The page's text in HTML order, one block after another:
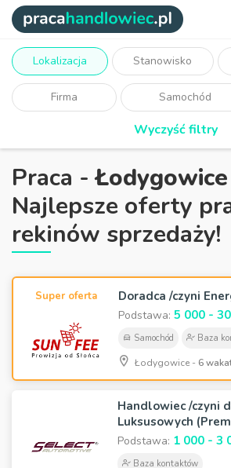
Lokalizacja Stanowisko
Firma Samochód
Wyczyść filtry
Praca -Łodygowice
Najlepsze oferty
rekinów sprzedaży!
Super oferta Doradca /czyni
Podstawa: 5 000 -
Samochód Baza
Łodygowice - 6
Handlowiec /czyni
Luksusowych
Podstawa: 1 000 - 3
Baza kontaktów